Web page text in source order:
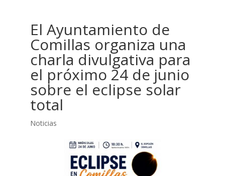
El Ayuntamiento de
Comillas organiza una
charla divulgativa para
el próximo 24 de junio
sobre el eclipse solar
total
Noticias